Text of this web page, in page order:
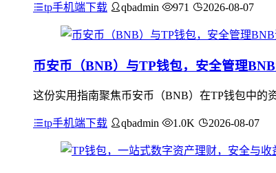
tp手机端下载 qbadmin 971 2026-08-07
币安币（BNB）与TP钱包，安全管理
这份实用指南聚焦币安币（BNB）在TP钱包中的
tp手机端下载 qbadmin 1.0K 2026-08-07